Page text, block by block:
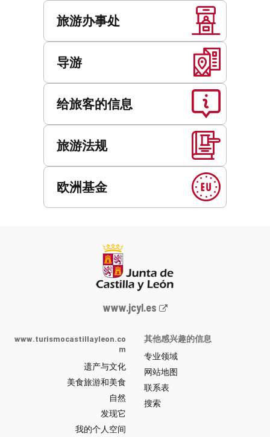
旅游办事处
导游
给旅客的信息
旅游法规
欧洲基金
Junta
y
León
网
站
门
户
-
www.jcyl.es
www.turismocastillayleon.co
m
遗产与文化
美食旅游和美食
自然
发现它
我的个人空间
其他感兴趣的信息
专业领域
网站地图
联系表
搜索